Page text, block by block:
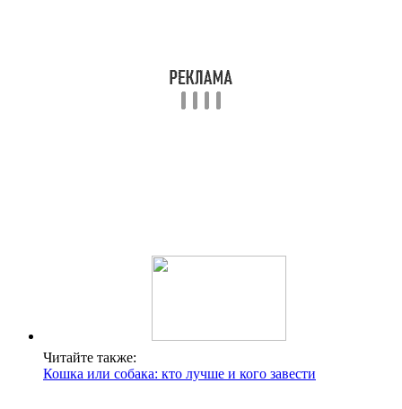
Читайте также:
Кошка или собака: кто лучше и кого завести